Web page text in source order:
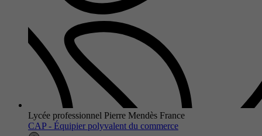
Lycée professionnel Pierre Mendès France
CAP - Équipier polyvalent du commerce